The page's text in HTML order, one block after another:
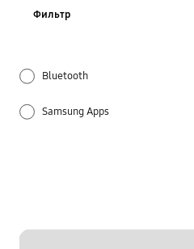
Фильтр
Bluetooth
Samsung Apps